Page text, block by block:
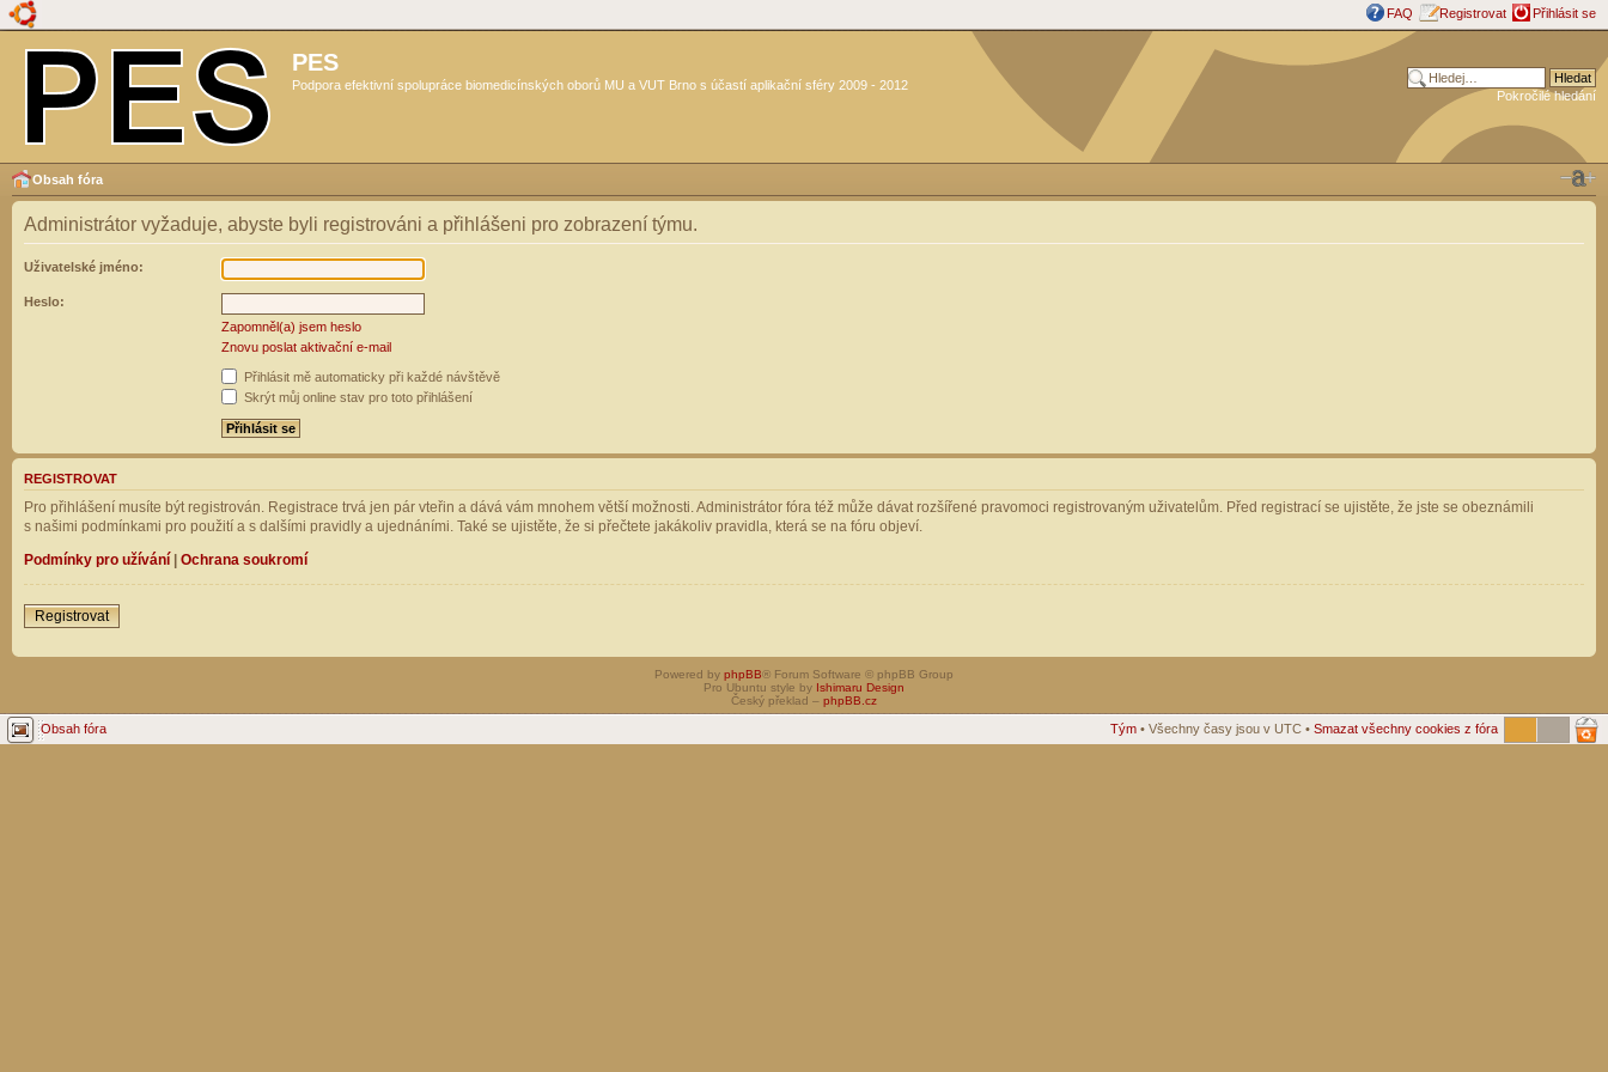
FAQ Registrovat Přihlásit se
PES
Podpora efektivní spolupráce biomedicínských oborů MU a VUT Brno s účastí aplikační sféry 2009 - 2012
Pokročilé hledání
Obsah fóra
Administrátor vyžaduje, abyste byli registrováni a přihlášeni pro zobrazení týmu.
Uživatelské jméno:
Heslo:
Zapomněl(a) jsem heslo
Znovu poslat aktivační e-mail
Přihlásit mě automaticky při každé návštěvě
Skrýt můj online stav pro toto přihlášení
REGISTROVAT
Pro přihlášení musíte být registrován. Registrace trvá jen pár vteřin a dává vám mnohem větší možnosti. Administrátor fóra též může dávat rozšířené pravomoci registrovaným uživatelům. Před registrací se ujistěte, že jste se obeznámili
s našimi podmínkami pro použití a s dalšími pravidly a ujednáními. Také se ujistěte, že si přečtete jakákoliv pravidla, která se na fóru objeví.
Podmínky pro užívání | Ochrana soukromí
Registrovat
Powered by phpBB® Forum Software © phpBB Group
Pro Ubuntu style by Ishimaru Design
Český překlad – phpBB.cz
Obsah fóra Tým • Všechny časy jsou v UTC • Smazat všechny cookies z fóra